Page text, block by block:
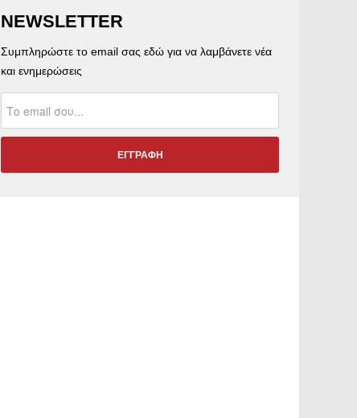
NEWSLETTER
Συμπληρώστε το email σας εδώ για να λαμβάνετε νέα
και ενημερώσεις